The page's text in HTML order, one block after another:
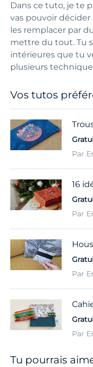
Dans ce tuto, je te
vas pouvoir
les remplacer par
mettre du tout. Tu
intérieures que tu
plusieurs
Tu pourrais
Vos tutos
Par
16
Par
Par
Par